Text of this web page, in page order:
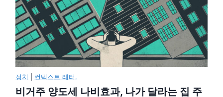
정치 컨텍스트 레터.
비거주 양도세 나비효과, 나가 달라는 집 주